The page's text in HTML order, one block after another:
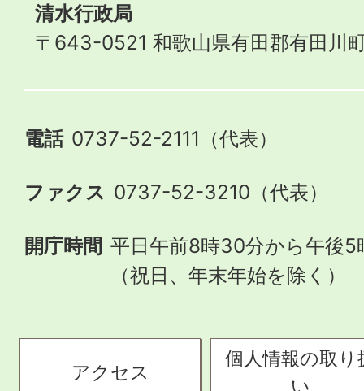
清水行政局
〒643-0521 和歌山県有田郡有田川
電話 0737-52-2111（代表）
ファクス 0737-52-3210（代表）
開庁時間 平日午前8時30分から午後5
（祝日、年末年始を除く）
アクセス
個人情報の取り
い